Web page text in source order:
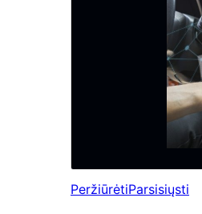
PeržiūrėtiParsisiųsti